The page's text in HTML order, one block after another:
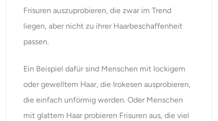
Frisuren auszuprobieren, die zwar im Trend
liegen, aber nicht zu ihrer Haarbeschaffenheit
passen.
Ein Beispiel dafür sind Menschen mit lockigem
oder gewelltem Haar, die Irokesen ausprobieren,
die einfach unförmig werden. Oder Menschen
mit glattem Haar probieren Frisuren aus, die viel